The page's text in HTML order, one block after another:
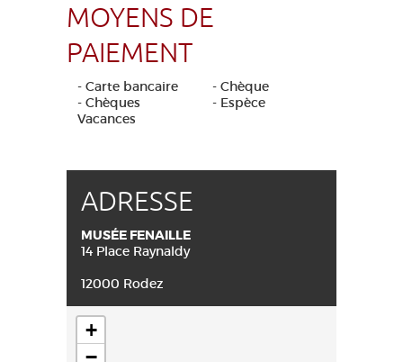
MOYENS DE
PAIEMENT
- Carte bancaire
- Chèque
- Chèques
Vacances
- Espèce
ADRESSE
MUSÉE FENAILLE
14 Place Raynaldy
12000 Rodez
+
−